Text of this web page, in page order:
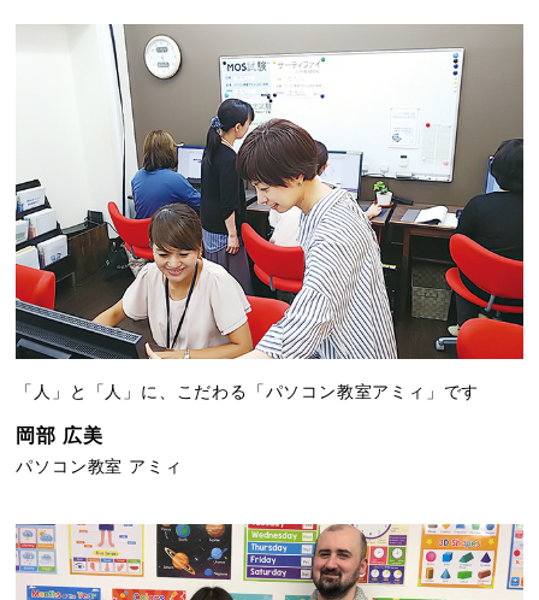
「人」と「人」に、こだわる「パソコン教室アミィ」です
岡部 広美
パソコン教室 アミィ